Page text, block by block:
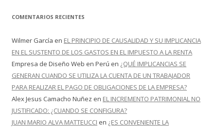
COMENTARIOS RECIENTES
Wilmer García en EL PRINCIPIO DE CAUSALIDAD Y SU IMPLICANCIA
EN EL SUSTENTO DE LOS GASTOS EN EL IMPUESTO A LA RENTA
Empresa de Diseño Web en Perú en ¿QUÉ IMPLICANCIAS SE
GENERAN CUANDO SE UTILIZA LA CUENTA DE UN TRABAJADOR
PARA REALIZAR EL PAGO DE OBLIGACIONES DE LA EMPRESA?
Alex Jesus Camacho Nuñez en EL INCREMENTO PATRIMONIAL NO
JUSTIFICADO: ¿CUANDO SE CONFIGURA?
JUAN MARIO ALVA MATTEUCCI en ¿ES CONVENIENTE LA